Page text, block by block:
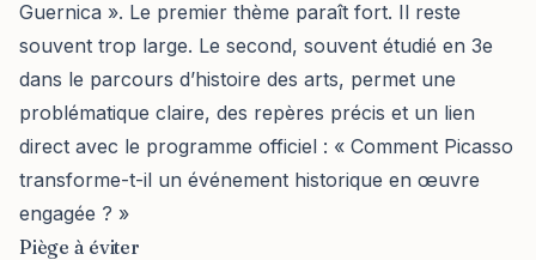
Guernica ». Le premier thème paraît fort. Il reste
souvent trop large. Le second, souvent étudié en 3e
dans le parcours d’histoire des arts, permet une
problématique claire, des repères précis et un lien
direct avec le programme officiel : « Comment Picasso
transforme-t-il un événement historique en œuvre
engagée ? »
Piège à éviter